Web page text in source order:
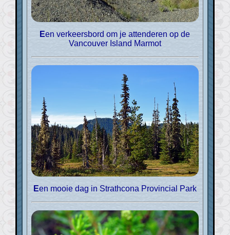
Een verkeersbord om je attenderen op de
Vancouver Island Marmot
Een mooie dag in Strathcona Provincial Park